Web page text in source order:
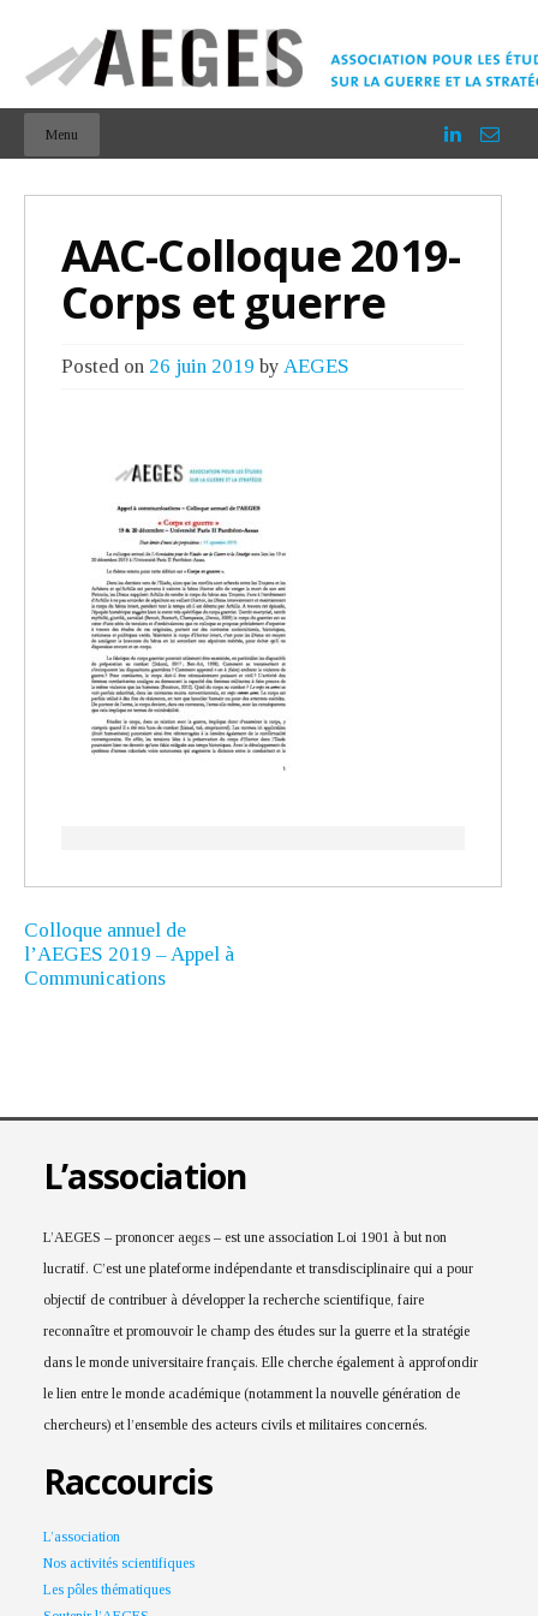
Menu
AAC-Colloque 2019-
Corps et guerre
Posted on 26 juin 2019 by AEGES
Colloque annuel de
l’AEGES 2019 – Appel à
Communications
L’association
L’AEGES – prononcer aeɡɛs – est une association Loi 1901 à but non
lucratif. C’est une plateforme indépendante et transdisciplinaire qui a pour
objectif de contribuer à développer la recherche scientifique, faire
reconnaître et promouvoir le champ des études sur la guerre et la stratégie
dans le monde universitaire français. Elle cherche également à approfondir
le lien entre le monde académique (notamment la nouvelle génération de
chercheurs) et l’ensemble des acteurs civils et militaires concernés.
Raccourcis
L’association
Nos activités scientifiques
Les pôles thématiques